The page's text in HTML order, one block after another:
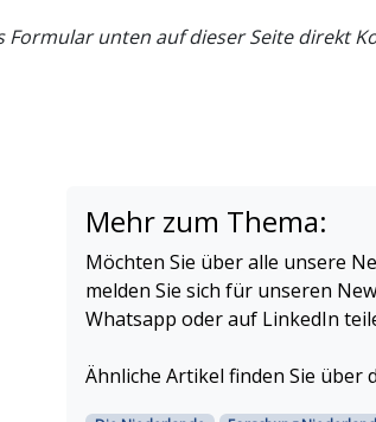
Formular unten auf dieser Seite direkt
Mehr zum Thema:
Möchten Sie über alle unsere
melden Sie sich für unseren
Whatsapp oder auf LinkedIn
Ähnliche Artikel finden Sie über